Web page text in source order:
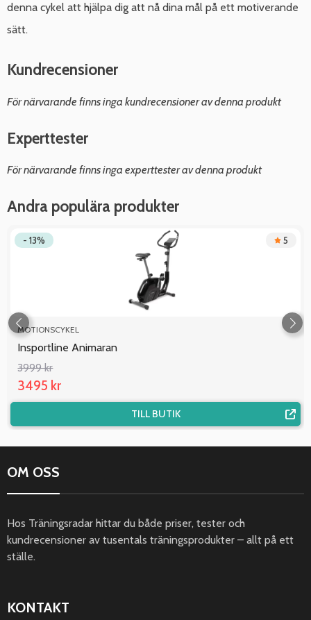
denna cykel att hjälpa dig att nå dina mål på ett motiverande
sätt.
Kundrecensioner
För närvarande finns inga kundrecensioner av denna produkt
Experttester
För närvarande finns inga experttester av denna produkt
Andra populära produkter
- 13% 5
MOTIONSCYKEL
Insportline Animaran
3999 kr
3495 kr
TILL BUTIK
OM OSS
Hos Träningsradar hittar du både priser, tester och
kundrecensioner av tusentals träningsprodukter – allt på ett
ställe.
KONTAKT